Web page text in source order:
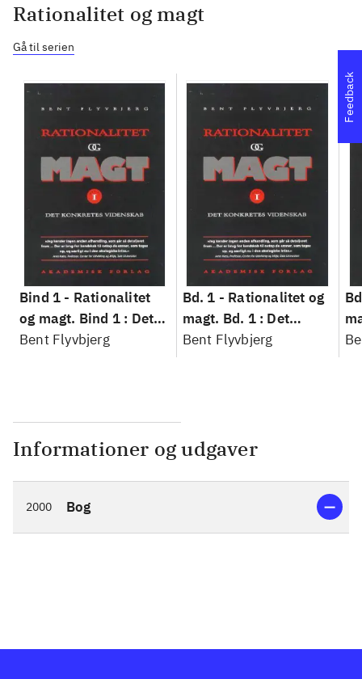
Rationalitet og magt
Gå til serien
Bind 1 - Rationalitet
og magt. Bind 1 : Det
konkretes videnskab
Bent Flyvbjerg
Bd. 1 - Rationalitet og
magt. Bd. 1 : Det
konkretes videnskab
Bent Flyvbjerg
Informationer og udgaver
2000 Bog
Feedback